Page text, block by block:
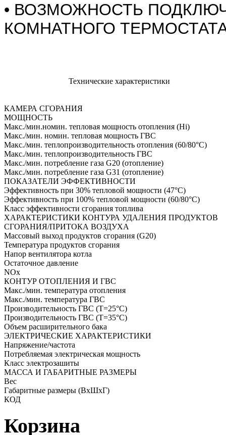
• ВОЗМОЖНОСТЬ
КОМНАТНОГО
Технические характеристики
КАМЕРА СГОРАНИЯ
МОЩНОСТЬ
Макс./мин.номин. тепловая мощность отопления (Hi)
Макс./мин. номин. тепловая мощность ГВС
Макс./мин. теплопроизводительность отопления (60/80°C)
Макс./мин. теплопроизводительность ГВС
Макс./мин. потребление газа G20 (отопление)
Макс./мин. потребление газа G31 (отопление)
ПОКАЗАТЕЛИ ЭФФЕКТИВНОСТИ
Эффективность при 30% тепловой мощности (47°C)
Эффективность при 100% тепловой мощности (60/80°C)
Класс эффективности сгорания топлива
ХАРАКТЕРИСТИКИ КОНТУРА УДАЛЕНИЯ ПРОДУКТОВ
СГОРАНИЯ/ПРИТОКА ВОЗДУХА
Массовый выход продуктов сгорания (G20)
Температура продуктов сгорания
Напор вентилятора котла
Остаточное давление
NOx
КОНТУР ОТОПЛЕНИЯ И ГВС
Макс./мин. температура отопления
Макс./мин. температура ГВС
Производительность ГВС (T=25°C)
Производительность ГВС (T=35°C)
Объем расширительного бака
ЭЛЕКТРИЧЕСКИЕ ХАРАКТЕРИСТИКИ
Напряжение/частота
Потребляемая электрическая мощность
Класс электрозашиты
МАССА И ГАБАРИТНЫЕ РАЗМЕРЫ
Вес
Габаритные размеры (ВхШхГ)
КОД
Корзина